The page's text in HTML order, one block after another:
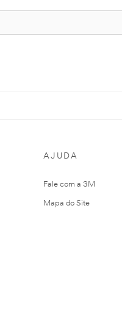
AJUDA
Fale com a 3M
Mapa do Site